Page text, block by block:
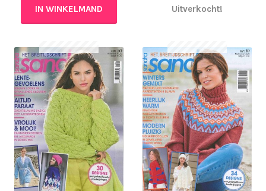
IN WINKELMAND Uitverkocht!